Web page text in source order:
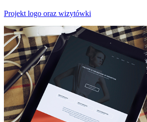
Projekt logo oraz wizytówki